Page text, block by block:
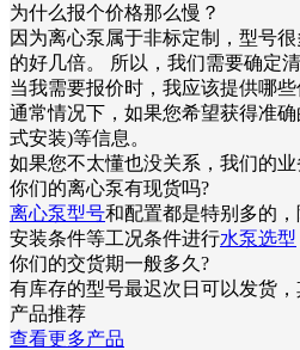
为什么报个价格那么慢？
因为离心泵属于非标定制，型号
的好几倍。 所以，我们需要确定
当我需要报价时，我应该提供哪些
通常情况下，如果您希望获得准
式安装)等信息。
如果您不太懂也没关系，我们的业
你们的离心泵有现货吗?
离心泵型号和配置都是特别多的
安装条件等工况条件进行水泵选型
你们的交货期一般多久?
有库存的型号最迟次日可以发货
产品推荐
查看更多产品